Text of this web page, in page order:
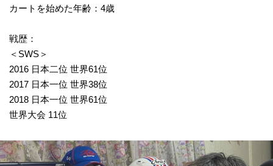
カートを始めた年齢：4歳
戦歴：
＜SWS＞
2016 日本二位 世界61位
2017 日本一位 世界38位
2018 日本一位 世界61位
世界大会 11位